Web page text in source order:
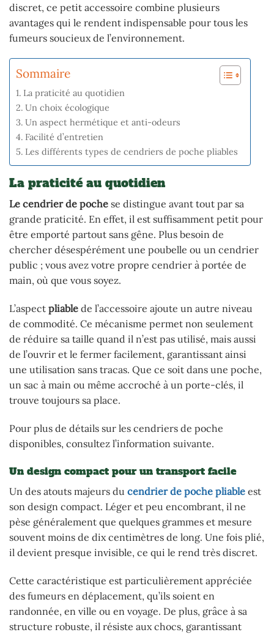
discret, ce petit accessoire combine plusieurs
avantages qui le rendent indispensable pour tous les
fumeurs soucieux de l’environnement.
Sommaire
La praticité au quotidien
Un choix écologique
Un aspect hermétique et anti-odeurs
Facilité d’entretien
Les différents types de cendriers de poche pliables
La praticité au quotidien
Le cendrier de poche se distingue avant tout par sa
grande praticité. En effet, il est suffisamment petit pour
être emporté partout sans gêne. Plus besoin de
chercher désespérément une poubelle ou un cendrier
public ; vous avez votre propre cendrier à portée de
main, où que vous soyez.
L’aspect pliable de l’accessoire ajoute un autre niveau
de commodité. Ce mécanisme permet non seulement
de réduire sa taille quand il n’est pas utilisé, mais aussi
de l’ouvrir et le fermer facilement, garantissant ainsi
une utilisation sans tracas. Que ce soit dans une poche,
un sac à main ou même accroché à un porte-clés, il
trouve toujours sa place.
Pour plus de détails sur les cendriers de poche
disponibles, consultez l’information suivante.
Un design compact pour un transport facile
Un des atouts majeurs du cendrier de poche pliable est
son design compact. Léger et peu encombrant, il ne
pèse généralement que quelques grammes et mesure
souvent moins de dix centimètres de long. Une fois plié,
il devient presque invisible, ce qui le rend très discret.
Cette caractéristique est particulièrement appréciée
des fumeurs en déplacement, qu’ils soient en
randonnée, en ville ou en voyage. De plus, grâce à sa
structure robuste, il résiste aux chocs, garantissant